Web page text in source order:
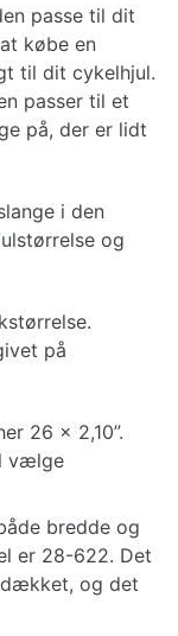
passe til dit
købe en
til dit cykelhjul.
passer til et
på, der er lidt
i den
og
på
26 x 2,10”.
vælge
bredde og
er 28-622. Det
og det